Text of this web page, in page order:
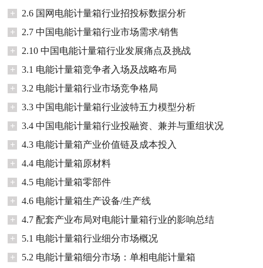
+
2.6 国网电能计量箱行业招投标数据分析
+
2.7 中国电能计量箱行业市场需求/销售
+
2.10 中国电能计量箱行业发展痛点及挑战
+
3.1 电能计量箱竞争者入场及战略布局
+
3.2 电能计量箱行业市场竞争格局
+
3.3 中国电能计量箱行业波特五力模型分析
+
3.4 中国电能计量箱行业投融资、兼并与重组状况
+
4.3 电能计量箱产业价值链及成本投入
+
4.4 电能计量箱原材料
+
4.5 电能计量箱零部件
+
4.6 电能计量箱生产设备/生产线
+
4.7 配套产业布局对电能计量箱行业的影响总结
+
5.1 电能计量箱行业细分市场概况
+
5.2 电能计量箱细分市场：单相电能计量箱